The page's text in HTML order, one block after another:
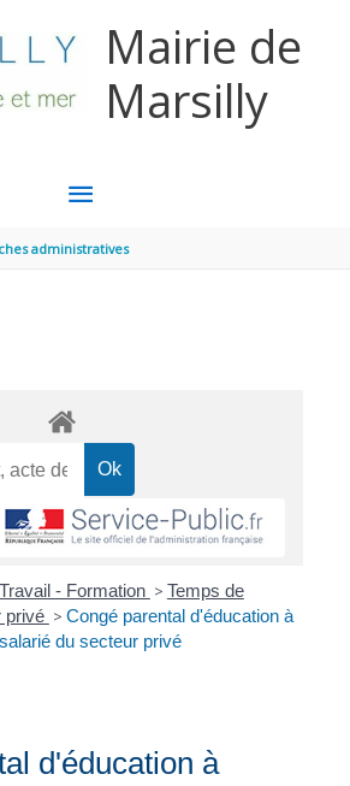
Mairie de
Marsilly
MENU
PRINCIPAL
administratives
Travail - Formation > Temps de
privé > Congé parental d'éducation à
du secteur privé
d'éducation à